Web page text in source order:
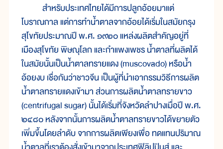
สำหรับประเทศไทยได้มีการปลูกอ้อยมาแต่
โบราณกาล แต่การทำน้ำตาลจากอ้อยได้เริ่มในสมัยกรุง
สุโขทัยประมาณปี พ.ศ. ๑๙๒๐ แหล่งผลิตสำคัญอยู่ที่
เมืองสุโขทัย พิษณุโลก และกำแพงเพชร น้ำตาลที่ผลิตได้
ในสมัยนั้นเป็นน้ำตาลทรายแดง (muscovado) หรือน้ำ
อ้อยงบ เชื่อกันว่าชาวจีน เป็นผู้ที่นำเอากรรมวิธีการผลิต
น้ำตาลทรายแดงเข้ามา ส่วนการผลิตน้ำตาลทรายขาว
(centrifugal sugar) นั้นได้เริ่มที่จังหวัดลำปางเมื่อปี พ.ศ.
๒๔๘๐ หลังจากนั้นการผลิตน้ำตาลทรายขาวได้ขยายตัว
เพิ่มขึ้นโดยลำดับ จากการผลิตเพียงเพื่อ ทดแทนปริมาณ